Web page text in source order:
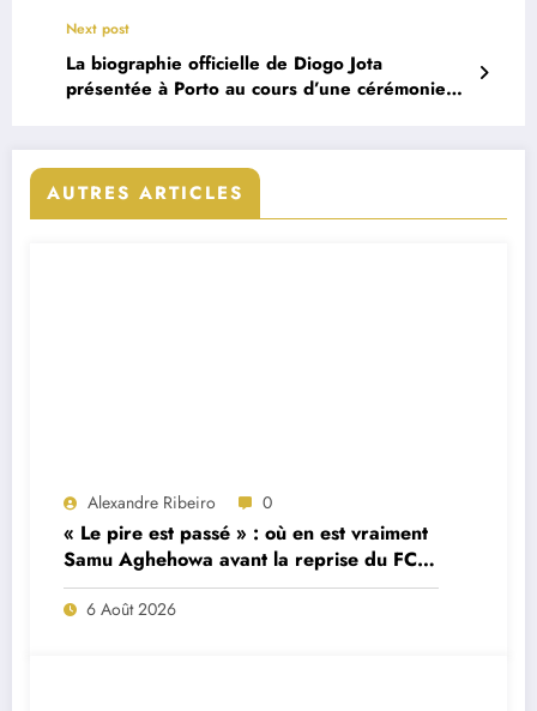
Next post
La biographie officielle de Diogo Jota
présentée à Porto au cours d’une cérémonie
AUTRES ARTICLES
Alexandre Ribeiro 0
« Le pire est passé » : où en est vraiment
Samu Aghehowa avant la reprise du FC
Porto ?
6 Août 2026